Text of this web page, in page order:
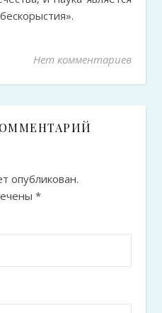
Нет комментариев
опубликован.
*